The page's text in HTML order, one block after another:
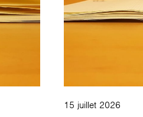
15 juillet 2026